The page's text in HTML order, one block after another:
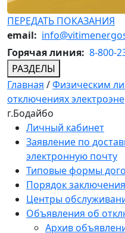
ПЕРЕДАТЬ ПОКАЗАНИЯ
email:
Горячая линия: 8-800-
РАЗДЕЛЫ
Главная /Физическим
отключениях
г.Бодайбо
Личный кабинет
Заявление по
электронную почту
Типовые формы
Порядок
Центры
Объявления об
Архив